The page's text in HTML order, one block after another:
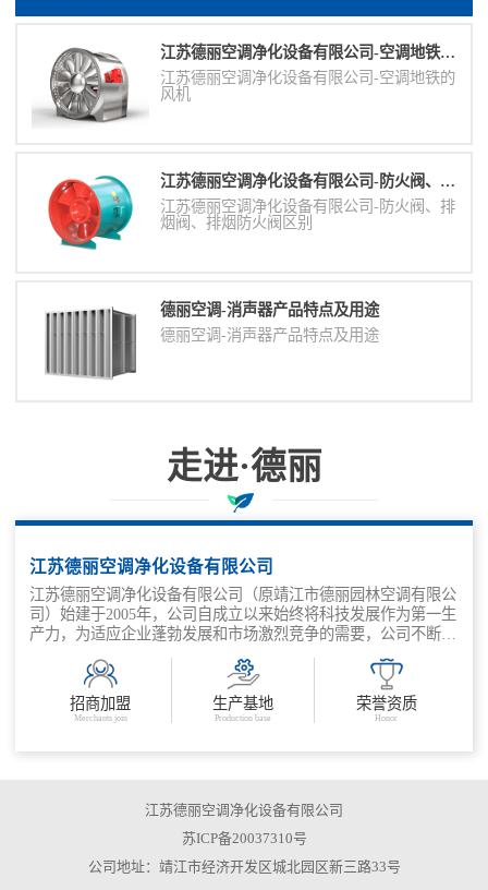
江苏德丽空调净化设备有限公司-空调地铁的风机
江苏德丽空调净化设备有限公司-空调地铁的
风机
江苏德丽空调净化设备有限公司-防火阀、排烟阀、排烟防火阀区别
江苏德丽空调净化设备有限公司-防火阀、排
烟阀、排烟防火阀区别
德丽空调-消声器​产品特点及用途
德丽空调-消声器​产品特点及用途
走进·德丽
科技兴企、质量取胜、管理增效
江苏德丽空调净化设备有限公司
江苏德丽空调净化设备有限公司（原靖江市德丽园林空调有限公
司）始建于2005年，公司自成立以来始终将科技发展作为第一生
产力，为适应企业蓬勃发展和市场激烈竞争的需要，公司不断深
取胜、管理增效的发展之路。公司主要产品有：金属外壳消声
器、结构片式消声器、管道式消声器、组合风阀、风量调节阀、
余压阀、各类防火阀等。
招商加盟
Merchants join
生产基地
Production base
荣誉资质
Honor
江苏德丽空调净化设备有限公司
苏ICP备20037310号
公司地址：靖江市经济开发区城北园区新三路33号